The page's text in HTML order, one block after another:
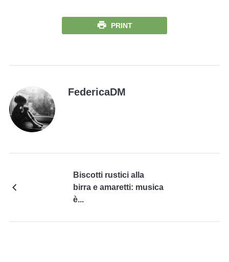
PRINT
FedericaDM
Biscotti rustici alla
birra e amaretti: musica
è...